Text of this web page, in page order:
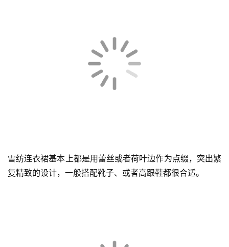
科
技
雪纺连衣裙基本上都是用蕾丝或者荷叶边作为点缀，突出繁
复精致的设计，一般搭配靴子、或者高跟鞋都很合适。